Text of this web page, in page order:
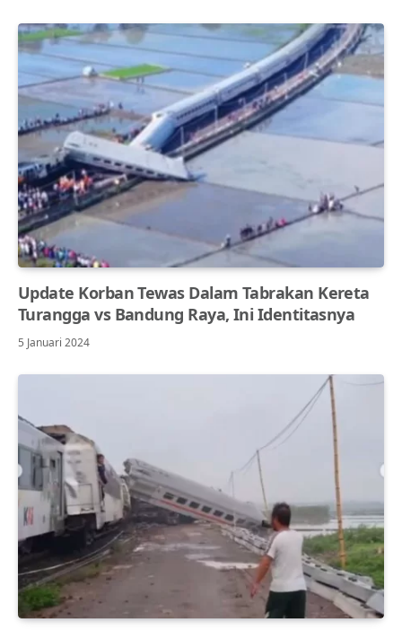
Update Korban Tewas Dalam Tabrakan Kereta
Turangga vs Bandung Raya, Ini Identitasnya
5 Januari 2024